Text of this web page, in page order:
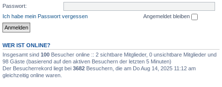
Passwort:
Ich habe mein Passwort vergessen
Angemeldet bleiben
WER IST ONLINE?
Insgesamt sind 100 Besucher online :: 2 sichtbare Mitglieder, 0 unsichtbare Mitglieder und
98 Gäste (basierend auf den aktiven Besuchern der letzten 5 Minuten)
Der Besucherrekord liegt bei 3682 Besuchern, die am Do Aug 14, 2025 11:12 am
gleichzeitig online waren.